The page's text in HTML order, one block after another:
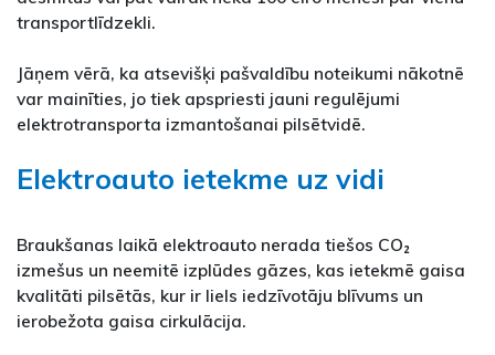
transportlīdzekli.
Jāņem vērā, ka atsevišķi pašvaldību noteikumi nākotnē
var mainīties, jo tiek apspriesti jauni regulējumi
elektrotransporta izmantošanai pilsētvidē.
Elektroauto ietekme uz vidi
Braukšanas laikā elektroauto nerada tiešos CO₂
izmešus un neemitē izplūdes gāzes, kas ietekmē gaisa
kvalitāti pilsētās, kur ir liels iedzīvotāju blīvums un
ierobežota gaisa cirkulācija.